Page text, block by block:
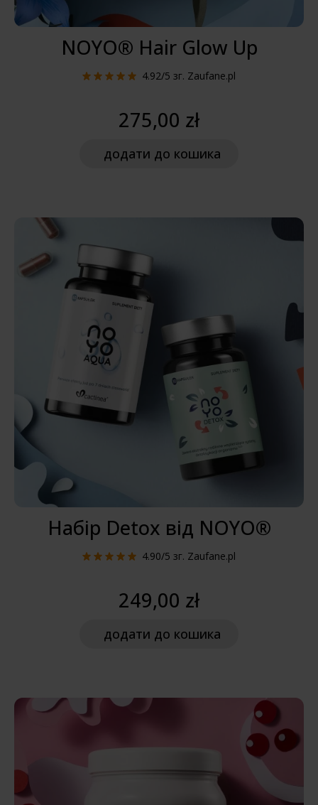
NOYO® Hair Glow Up
4.92/5 зг. Zaufane.pl
275,00 zł
додати до кошика
Набір Detox від NOYO®
4.90/5 зг. Zaufane.pl
249,00 zł
додати до кошика